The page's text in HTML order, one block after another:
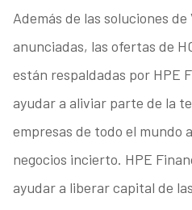
Además de las soluciones
anunciadas, las ofertas de
están respaldadas por HPE
ayudar a aliviar parte de la
empresas de todo el mundo
negocios incierto. HPE
ayudar a liberar capital de